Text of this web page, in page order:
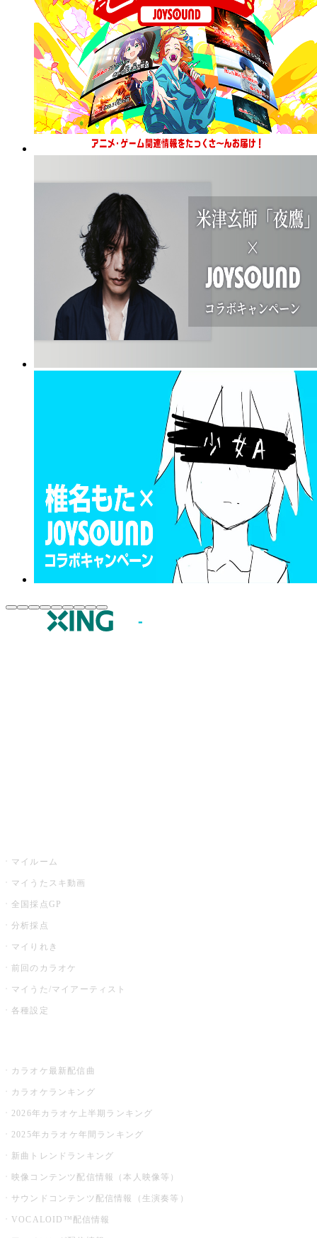
マイルーム
マイうたスキ動画
全国採点GP
分析採点
マイりれき
前回のカラオケ
マイうた/マイアーティスト
各種設定
カラオケ最新配信曲
カラオケランキング
2026年カラオケ上半期ランキング
2025年カラオケ年間ランキング
新曲トレンドランキング
映像コンテンツ配信情報（本人映像等）
サウンドコンテンツ配信情報（生演奏等）
VOCALOID™配信情報